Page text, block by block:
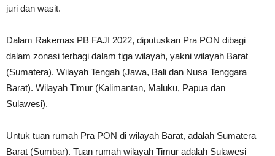
juri dan wasit.
Dalam Rakernas PB FAJI 2022, diputuskan Pra PON dibagi
dalam zonasi terbagi dalam tiga wilayah, yakni wilayah Barat
(Sumatera). Wilayah Tengah (Jawa, Bali dan Nusa Tenggara
Barat). Wilayah Timur (Kalimantan, Maluku, Papua dan
Sulawesi).
Untuk tuan rumah Pra PON di wilayah Barat, adalah Sumatera
Barat (Sumbar). Tuan rumah wilayah Timur adalah Sulawesi